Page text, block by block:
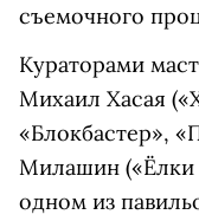
съемочного
Кураторами
Михаил Хасая
«Блокбастер»,
Милашин («Ёлки
одном из